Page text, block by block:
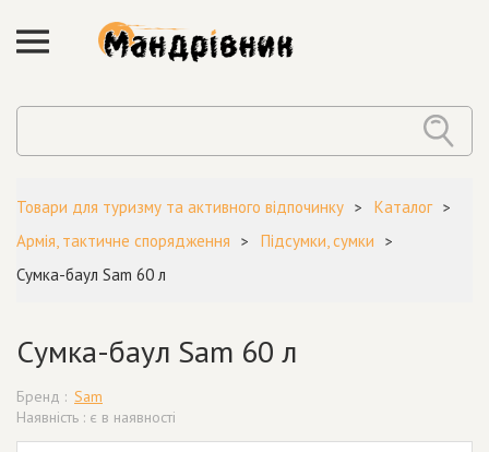
Товари для туризму та активного відпочинку
Каталог
Армія, тактичне спорядження
Підсумки, сумки
Сумка-баул Sam 60 л
Сумка-баул Sam 60 л
Бренд : Sam
Наявність : є в наявності